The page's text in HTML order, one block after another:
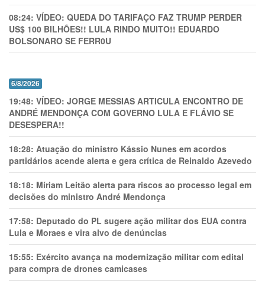
08:24: VÍDEO: QUEDA DO TARIFAÇO FAZ TRUMP PERDER
US$ 100 BILHÕES!! LULA RINDO MUITO!! EDUARDO
BOLSONARO SE FERR0U
6/8/2026
19:48: VÍDEO: JORGE MESSIAS ARTICULA ENCONTRO DE
ANDRÉ MENDONÇA COM GOVERNO LULA E FLÁVIO SE
DESESPERA!!
18:28: Atuação do ministro Kássio Nunes em acordos
partidários acende alerta e gera crítica de Reinaldo Azevedo
18:18: Míriam Leitão alerta para riscos ao processo legal em
decisões do ministro André Mendonça
17:58: Deputado do PL sugere ação militar dos EUA contra
Lula e Moraes e vira alvo de denúncias
15:55: Exército avança na modernização militar com edital
para compra de drones camicases